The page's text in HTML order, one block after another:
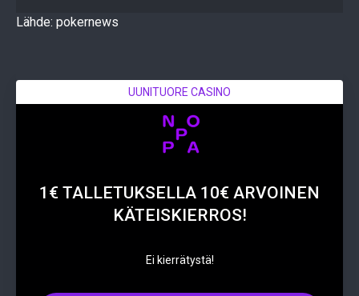
Lähde: pokernews
UUNITUORE CASINO
1€ TALLETUKSELLA 10€ ARVOINEN
KÄTEISKIERROS!
Ei kierrätystä!